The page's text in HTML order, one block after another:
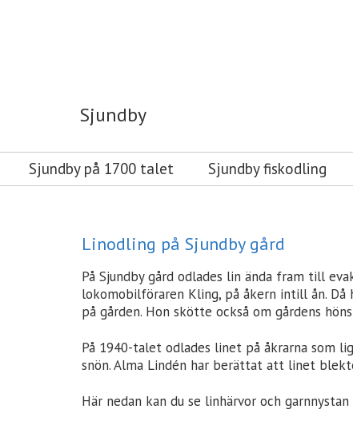
Sjundby
Sjundby på 1700 talet Sjundby fiskodling
Linodling på Sjundby gård
På Sjundby gård odlades lin ända fram till
lokomobilföraren Kling, på åkern intill ån.
på gården. Hon skötte också om gårdens
På 1940-talet odlades linet på åkrarna som
snön. Alma Lindén har berättat att linet
Här nedan kan du se linhärvor och